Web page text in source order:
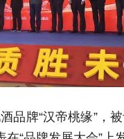
品牌“汉帝桃缘”，